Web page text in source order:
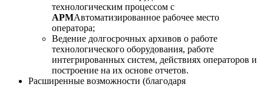
технологическим процессом с
АРМАвтоматизированное рабочее место
оператора;
Ведение долгосрочных архивов о работе
технологического оборудования, работе
интегрированных систем, действиях операторов и
построение на их основе отчетов.
Расширенные возможности (благодаря